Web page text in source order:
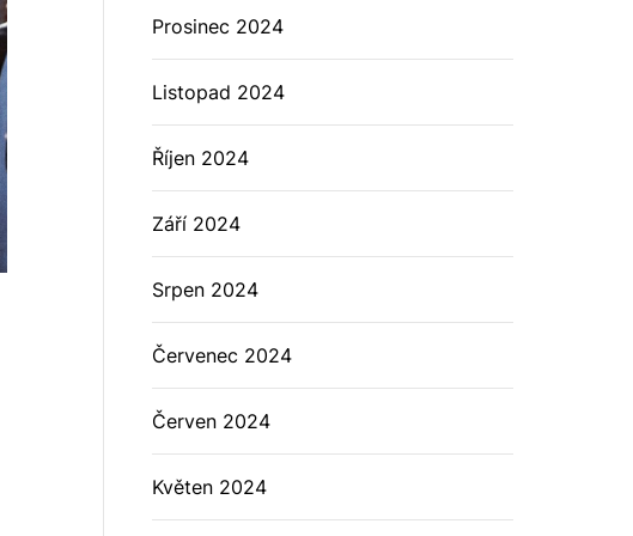
Prosinec 2024
Listopad 2024
Říjen 2024
Září 2024
Srpen 2024
Červenec 2024
Červen 2024
Květen 2024